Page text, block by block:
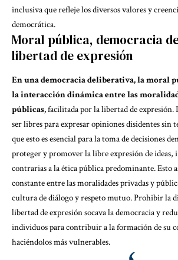
inclusiva que refleje los diversos valores y
democrática.
Moral pública, democracia
libertad de expresión
En una democracia deliberativa, la moral
la interacción dinámica entre las
públicas,facilitada por la libertad de expresión.
ser libres para expresar opiniones disidentes sin
que esto es esencial para la toma de decisiones
proteger y promover la libre expresión de ideas,
contrarias a la ética pública predominante. Esto
constante entre las moralidades privadas y
cultura de diálogo y respeto mutuo. Prohibir la
libertad de expresión socava la democracia y
individuos para contribuir a la formación de su
haciéndolos más vulnerables.